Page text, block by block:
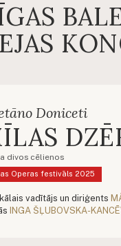
Doniceti
divos cēlienos
Operas festivāls 2025
vadītājs un diriģents
INGA ŠĻUBOVSKA-